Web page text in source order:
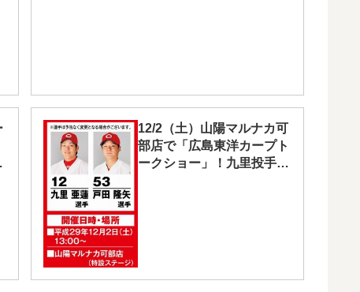
12/2（土）山陽マルナカ可
部店で「広島東洋カープト
ークショー」！九里投手、